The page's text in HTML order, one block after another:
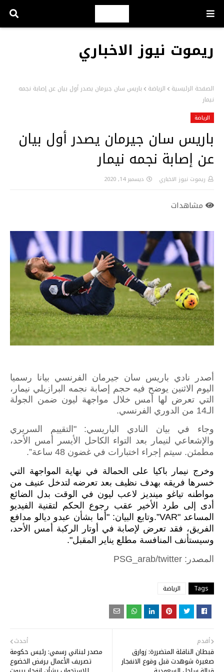
ريموت نيوز الاخباري
الصفحة الرئيسية الرياضة
باريس سان جيرمان يصدر أول بيان عن إصابة نجمه
نيمار
الرياضة
باريس سان جيرمان يصدر أول بيان
عن إصابة نجمه نيمار
ريموت نيوز الاخباري ديسمبر 14, 2020
مشاهدات
أصدر نادي باريس سان جيرمان الفرنسي بيانا رسميا
اليوم الاثنين يوضح فيه حجم إصابة نجمه البرازيلي نيمار،
التي تعرض لها أمس خلال مواجهة ليون ضمن الجولة
الـ14 من الدوري الفرنسي.
وجاء في بيان النادي الباريسي: "التقييم السريري
والإشعاعي لنيمار بعد التواء الكاحل الأيسر أمس الأحد،
مطمئن. سيتم إجراء اختبارات في غضون 48 ساعة”.
وخرج نيمار باكيا على الحمالة في نهاية المواجهة التي
خسرها فريقه بهدف نظيف بعد تعرضه لتدخل عنيف من
مواطنه تياغو مينديز لاعب ليون في الوقت بدل الضائع
أدى إلى طرد الأخير عقب رجوع الحكم لتقنية الفيديو
المساعد "VAR”.
وتابع البيان: "أما بشأن عبدو ديالو مدافع
الفريق، فقد تعرض لإصابة في أوتار الركبة أمس الأحد،
وسيستأنف المنافسة مطلع يناير المقبل".
المصدر: PSG_arab/twitter
Tags الرياضة
أحدث
مصدر لبناني رسمي: رئيس حكومة
تصريف الأعمال يرفض الخضوع
أقدم
قبطان الناقلة المتضررة: زوارق
صغيرة شوهدت قبل وقوع الانفجار